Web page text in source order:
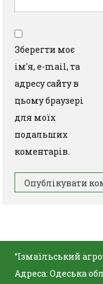
Зберегти моє
ім'я, e-mail, та
адресу сайту в
цьому браузері
для моїх
подальших
коментарів.
“Ізмаїльський
Адреса: Одеська